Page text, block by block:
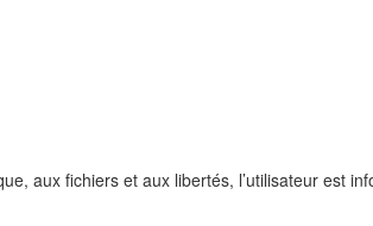
aux fichiers et aux libertés, l’utilisateur est